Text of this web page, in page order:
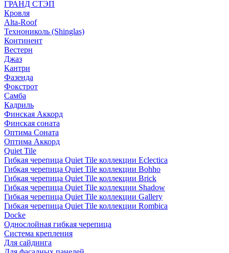
ГРАНД СТЭП
Кровля
Alta-Roof
Технониколь (Shinglas)
Континент
Вестерн
Джаз
Кантри
Фазенда
Фокстрот
Самба
Кадриль
Финская Аккорд
Финская соната
Оптима Соната
Оптима Аккорд
Quiet Tile
Гибкая черепица Quiet Tile коллекции Eclectica
Гибкая черепица Quiet Tile коллекции Bohho
Гибкая черепица Quiet Tile коллекции Brick
Гибкая черепица Quiet Tile коллекции Shadow
Гибкая черепица Quiet Tile коллекции Gallery
Гибкая черепица Quiet Tile коллекции Rombica
Docke
Однослойная гибкая черепица
Система крепления
Для сайдинга